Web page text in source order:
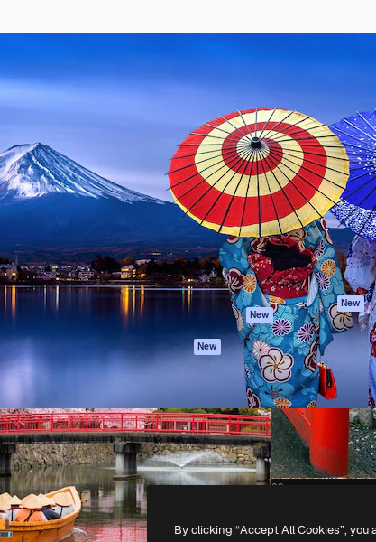
para você direcionar
Mais de 1 milhão de
empresas,
Produtos
Spaces
Assistente de IA
Gerador de
imagens
Gerador de vídeos
Texto para voz
Conteúdo de stock
MCP para
Claude/ChatGPT
New
Agentes New
API
Todas as
ferramentas
Começar
Academy
Documentação
Atendimento
Termos e
condições
Política de
privacidade
Originais New
Política de
Central de
confiabilidade
Afiliados
Empresas
Freepik Company S.L.U.Todos os direitos reservados
By clicking “Accept All Cookies”,